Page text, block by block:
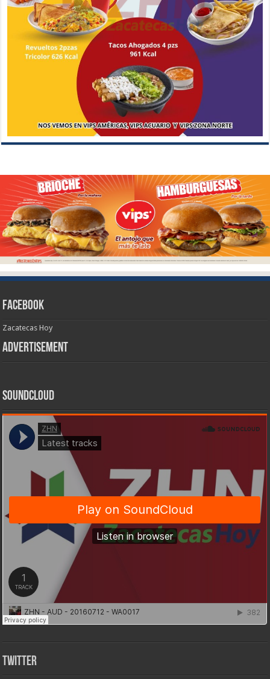
Facebook
Zacatecas Hoy
Advertisement
SoundCloud
Twitter